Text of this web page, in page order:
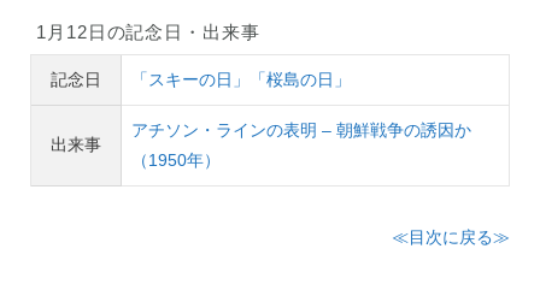
1月12日の記念日・出来事
記念日 「スキーの日」「桜島の日」
出来事
アチソン・ラインの表明 – 朝鮮戦争の誘因か
（1950年）
≪目次に戻る≫